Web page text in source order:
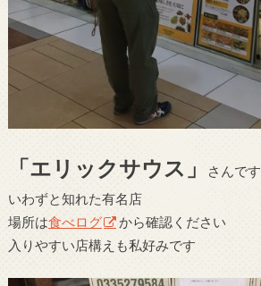
「エリックサウス」
さんです
いわずと知れた有名店
場所は食べログ
から確認ください
入りやすい店構えも私好みです